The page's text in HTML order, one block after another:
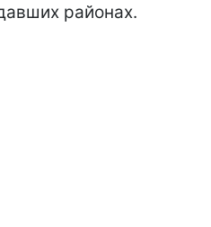
районах.